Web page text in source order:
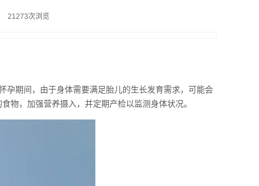
21273次浏览
孕期间，由于身体需要满足胎儿的生长发育需求，可能会
物，加强营养摄入，并定期产检以监测身体状况。